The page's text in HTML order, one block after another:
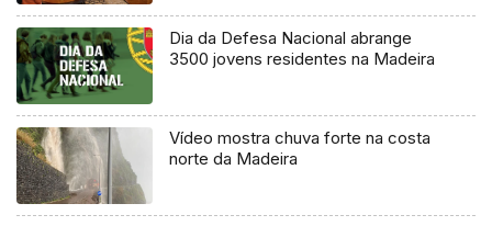
Dia da Defesa Nacional abrange
3500 jovens residentes na Madeira
Vídeo mostra chuva forte na costa
norte da Madeira